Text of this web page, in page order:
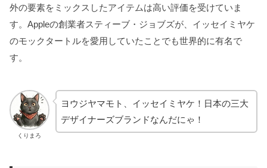
外の要素をミックスしたアイテムは高い評価を受けていま
す。Appleの創業者スティーブ・ジョブズが、イッセイミヤケ
のモックタートルを愛用していたことでも世界的に有名で
す。
くりまろ
ヨウジヤマモト、イッセイミヤケ！日本の三大
デザイナーズブランドなんだにゃ！